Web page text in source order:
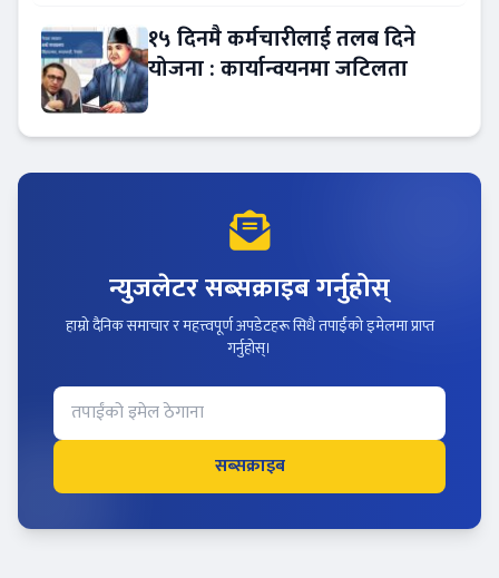
१५ दिनमै कर्मचारीलाई तलब दिने
योजना : कार्यान्वयनमा जटिलता
न्युजलेटर सब्सक्राइब गर्नुहोस्
हाम्रो दैनिक समाचार र महत्त्वपूर्ण अपडेटहरू सिधै तपाईंको इमेलमा प्राप्त
गर्नुहोस्।
सब्सक्राइब